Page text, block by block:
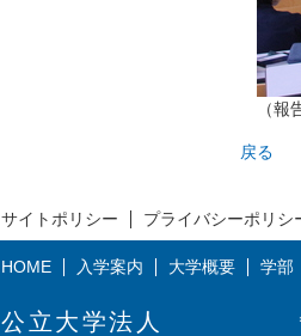
（
戻る
サイトポリシー プライバシーポリシ
HOME 入学案内 大学概要 学部
公立大学法人